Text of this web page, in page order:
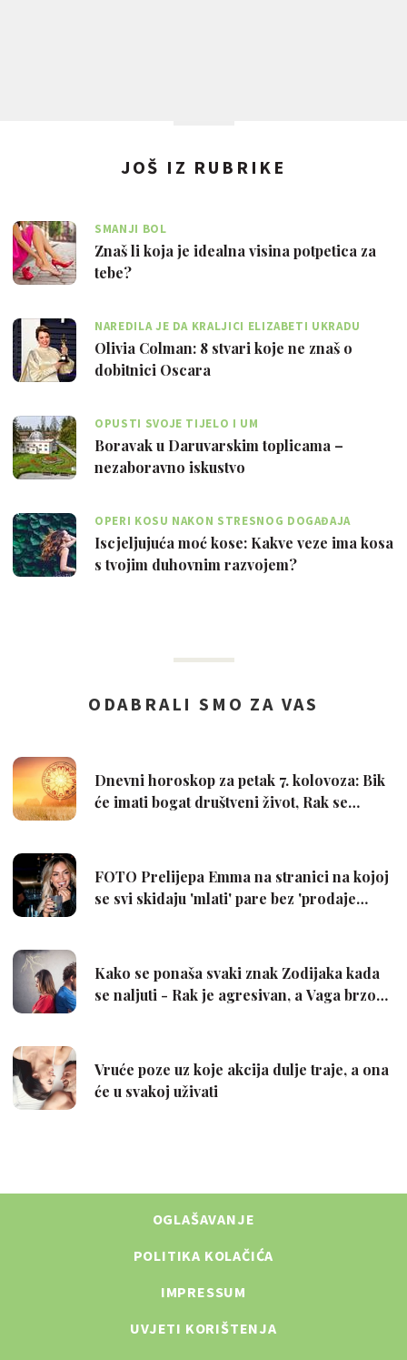
JOŠ IZ RUBRIKE
SMANJI BOL
Znaš li koja je idealna visina potpetica za
tebe?
NAREDILA JE DA KRALJICI ELIZABETI UKRADU
TOALETNI PAPIR
Olivia Colman: 8 stvari koje ne znaš o
dobitnici Oscara
OPUSTI SVOJE TIJELO I UM
Boravak u Daruvarskim toplicama –
nezaboravno iskustvo
OPERI KOSU NAKON STRESNOG DOGAĐAJA
Iscjeljujuća moć kose: Kakve veze ima kosa
s tvojim duhovnim razvojem?
OGLAŠAVANJE
POLITIKA KOLAČIĆA
IMPRESSUM
UVJETI KORIŠTENJA